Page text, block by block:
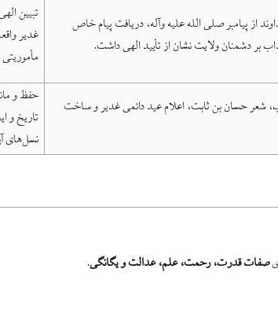
از پیامبر صلی الله علیه وآله، دریافت پیام خاص
بر دشمنان ولایت نشان از تأیید الهی داشت.
تبیین
غدیر
شعر حسان بن ثابت، اعلام عید دائمی غدیر و ساخت
حفظ و
تاریخ و
نسل‌های
صفات قدرت، رحمت، علم، عدالت و یگانگی.